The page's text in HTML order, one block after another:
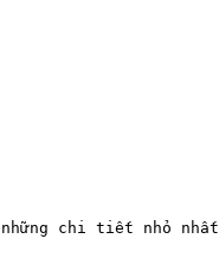
chi tiết nhỏ